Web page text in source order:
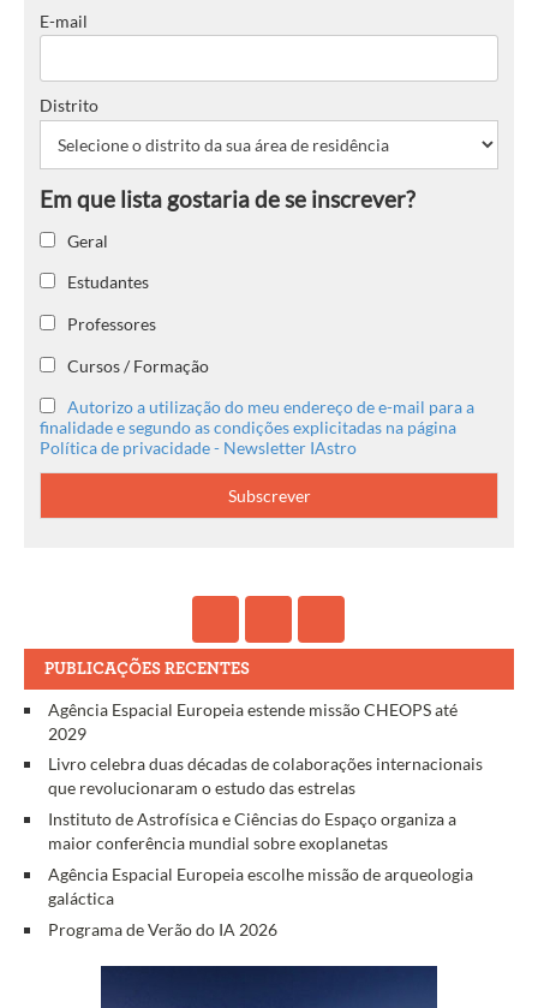
E-mail
Distrito
Geral
Estudantes
Professores
Cursos / Formação
Autorizo a utilização do meu endereço de e-mail para a
finalidade e segundo as condições explicitadas na página
Política de privacidade - Newsletter IAstro
PUBLICAÇÕES RECENTES
Agência Espacial Europeia estende missão CHEOPS até
2029
Livro celebra duas décadas de colaborações internacionais
que revolucionaram o estudo das estrelas
Instituto de Astrofísica e Ciências do Espaço organiza a
maior conferência mundial sobre exoplanetas
Agência Espacial Europeia escolhe missão de arqueologia
galáctica
Programa de Verão do IA 2026